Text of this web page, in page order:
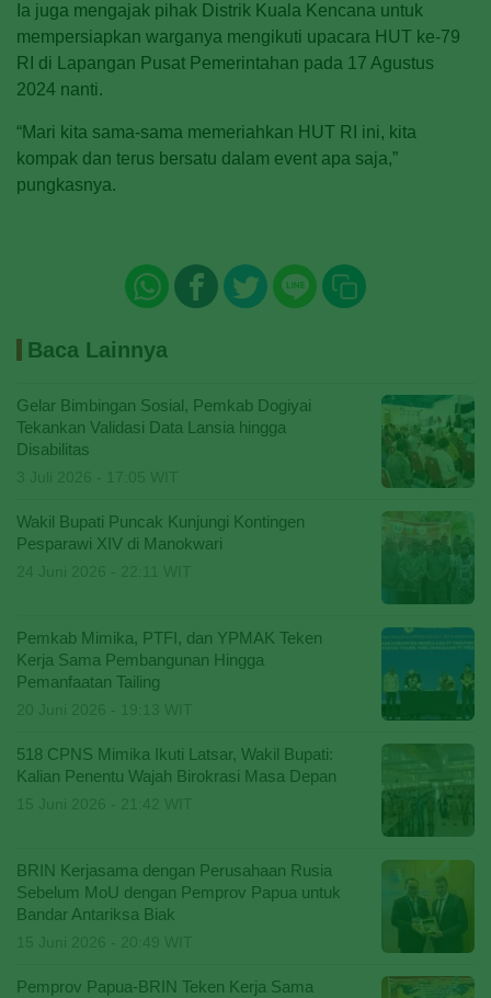
Ia juga mengajak pihak Distrik Kuala Kencana untuk
mempersiapkan warganya mengikuti upacara HUT ke-79
RI di Lapangan Pusat Pemerintahan pada 17 Agustus
2024 nanti.
“Mari kita sama-sama memeriahkan HUT RI ini, kita
kompak dan terus bersatu dalam event apa saja,”
pungkasnya.
Baca Lainnya
Gelar Bimbingan Sosial, Pemkab Dogiyai
Tekankan Validasi Data Lansia hingga
Disabilitas
Wakil Bupati Puncak Kunjungi Kontingen
Pesparawi XIV di Manokwari
Pemkab Mimika, PTFI, dan YPMAK Teken
Kerja Sama Pembangunan Hingga
Pemanfaatan Tailing
518 CPNS Mimika Ikuti Latsar, Wakil Bupati:
Kalian Penentu Wajah Birokrasi Masa Depan
BRIN Kerjasama dengan Perusahaan Rusia
Sebelum MoU dengan Pemprov Papua untuk
Bandar Antariksa Biak
Pemprov Papua-BRIN Teken Kerja Sama